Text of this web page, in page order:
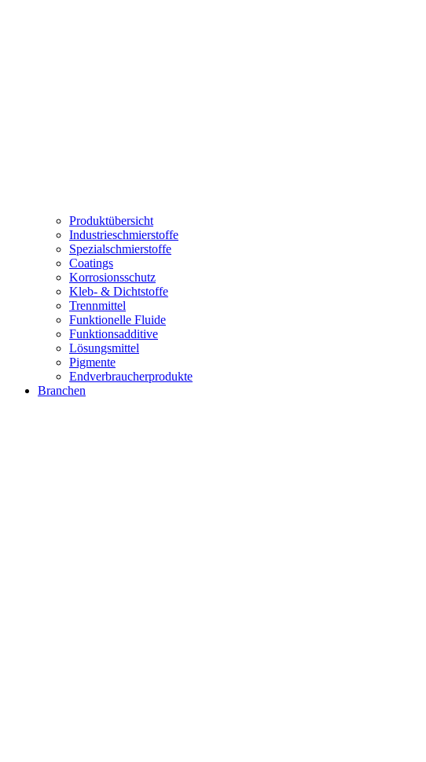
Produktübersicht
Industrieschmierstoffe
Spezialschmierstoffe
Coatings
Korrosionsschutz
Kleb- & Dichtstoffe
Trennmittel
Funktionelle Fluide
Funktionsadditive
Lösungsmittel
Pigmente
Endverbraucherprodukte
Branchen